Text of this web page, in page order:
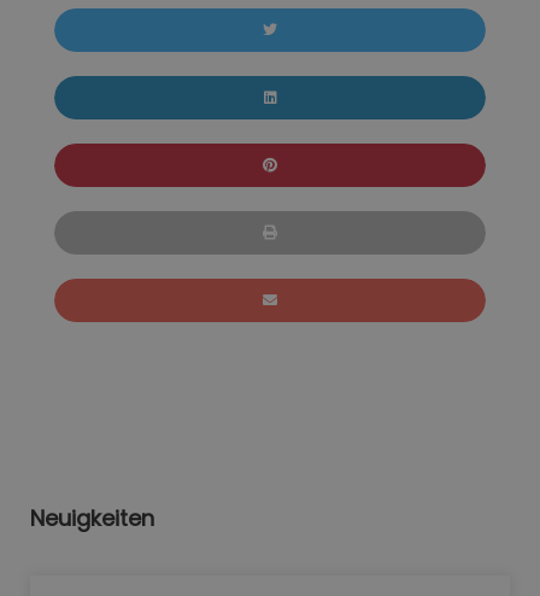
Neuigkeiten